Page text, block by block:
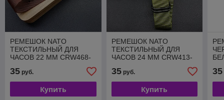
РЕМЕШОК NATO
ТЕКСТИЛЬНЫЙ ДЛЯ
ЧАСОВ 22 ММ CRW468-
35 руб.
Купить
РЕМЕШОК NATO
ТЕКСТИЛЬНЫЙ ДЛЯ
ЧАСОВ 24 ММ CRW413-
35руб.
Купить
35